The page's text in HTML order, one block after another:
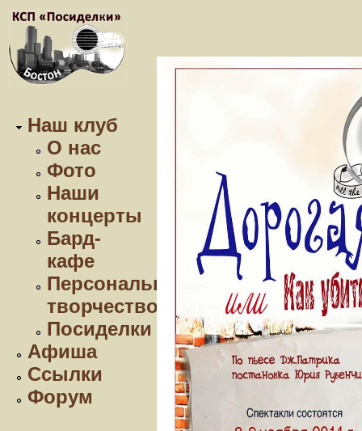
Наш клуб
О нас
Фото
Наши
концерты
Бард-
кафе
Персональное
творчество
Посиделки
Афиша
Ссылки
Форум